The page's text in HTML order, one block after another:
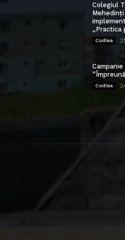
Colegiul
Mehedinți
„Practica
Codlea
Codlea